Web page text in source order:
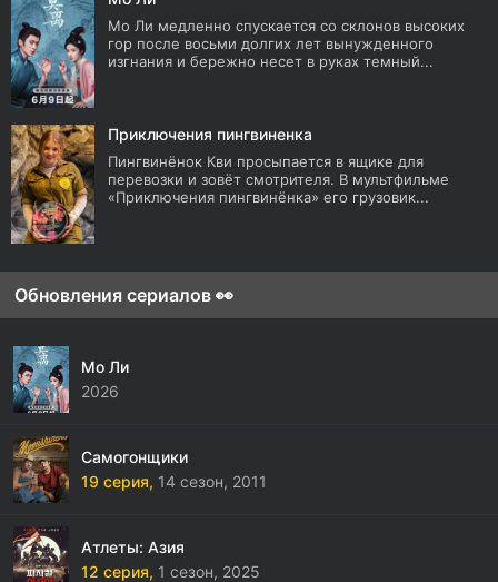
Мо Ли медленно спускается со склонов высоких
гор после восьми долгих лет вынужденного
изгнания и бережно несет в руках темный...
Приключения пингвиненка
Пингвинёнок Кви просыпается в ящике для
перевозки и зовёт смотрителя. В мультфильме
«Приключения пингвинёнка» его грузовик...
Обновления сериалов 👀
Мо Ли
2026
Самогонщики
19 серия, 14 сезон, 2011
Атлеты: Азия
12 серия, 1 сезон, 2025